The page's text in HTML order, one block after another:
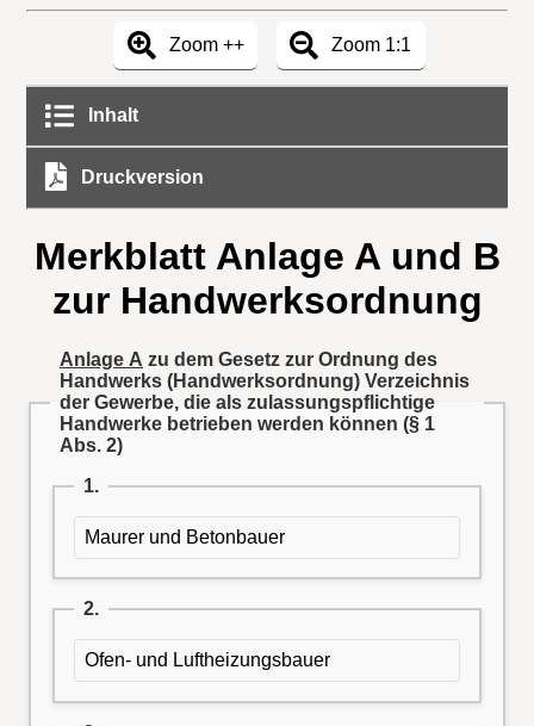
Zoom ++ Zoom 1:1
Inhalt
Druckversion
Merkblatt Anlage A und B
zur Handwerksordnung
Anlage A zu dem Gesetz zur Ordnung des
Handwerks (Handwerksordnung) Verzeichnis
der Gewerbe, die als zulassungspflichtige
Handwerke betrieben werden können (§ 1
Abs. 2)
1.
Maurer und Betonbauer
2.
Ofen- und Luftheizungsbauer